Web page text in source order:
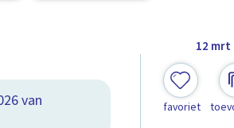
12 mrt
van
favoriet